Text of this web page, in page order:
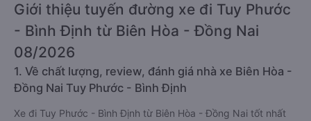
Giới thiệu tuyến đường xe đi Tuy Phước
- Bình Định từ Biên Hòa - Đồng Nai
08/2026
1. Về chất lượng, review, đánh giá nhà xe Biên Hòa -
Đồng Nai Tuy Phước - Bình Định
Xe đi Tuy Phước - Bình Định từ Biên Hòa - Đồng Nai tốt nhất